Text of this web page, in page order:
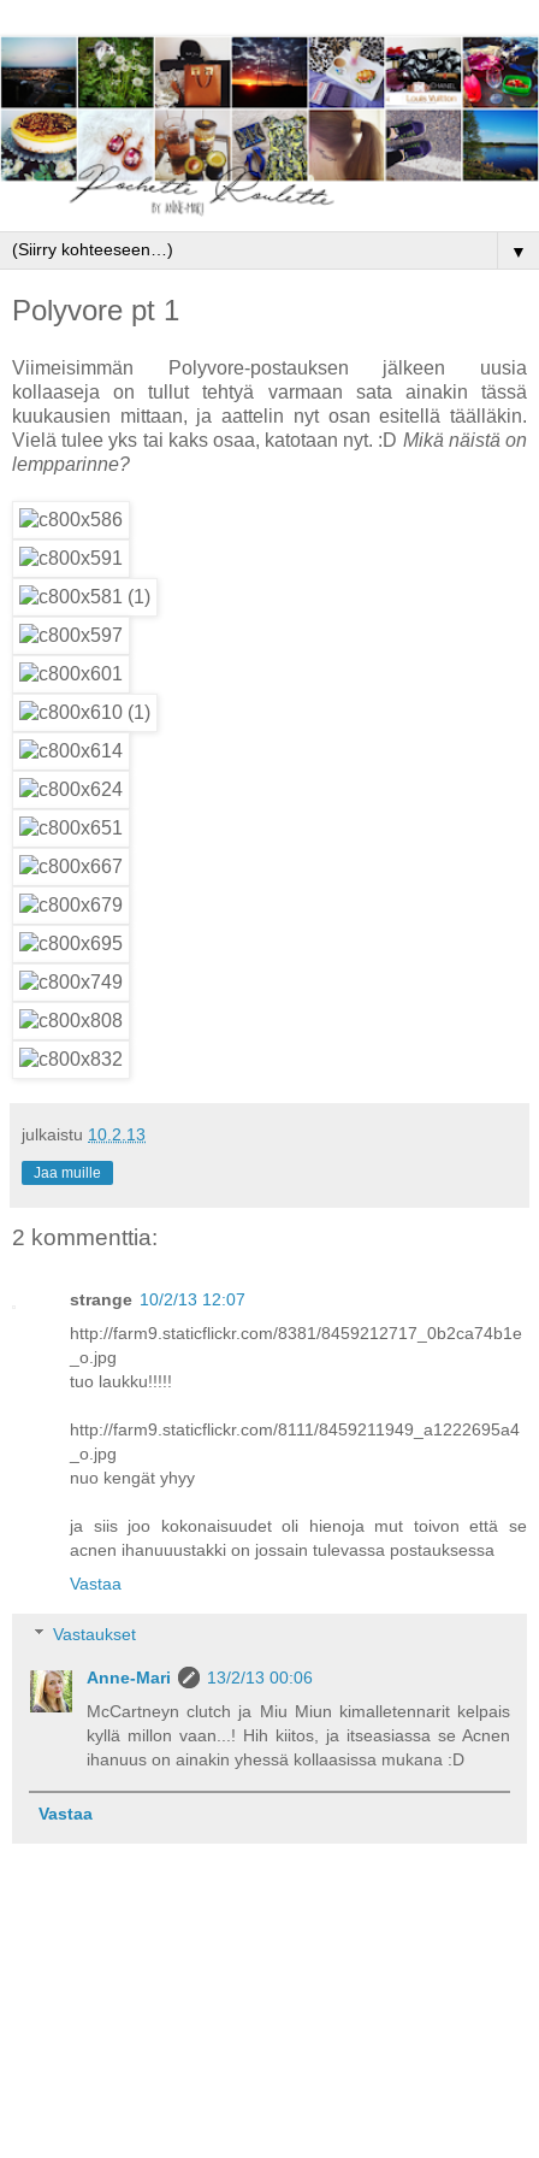
▼
Polyvore pt 1
Viimeisimmän Polyvore-postauksen jälkeen uusia
kollaaseja on tullut tehtyä varmaan sata ainakin tässä
kuukausien mittaan, ja aattelin nyt osan esitellä täälläkin.
Vielä tulee yks tai kaks osaa, katotaan nyt. :D Mikä näistä on
lempparinne?
julkaistu 10.2.13
Jaa muille
2 kommenttia:
strange 10/2/13 12:07
http://farm9.staticflickr.com/8381/8459212717_0b2ca74b1e
_o.jpg
tuo laukku!!!!!
http://farm9.staticflickr.com/8111/8459211949_a1222695a4
_o.jpg
nuo kengät yhyy
ja siis joo kokonaisuudet oli hienoja mut toivon että se
acnen ihanuuustakki on jossain tulevassa postauksessa
Vastaa
Vastaukset
Anne-Mari
13/2/13 00:06
McCartneyn clutch ja Miu Miun kimalletennarit kelpais
kyllä millon vaan...! Hih kiitos, ja itseasiassa se Acnen
ihanuus on ainakin yhessä kollaasissa mukana :D
Vastaa